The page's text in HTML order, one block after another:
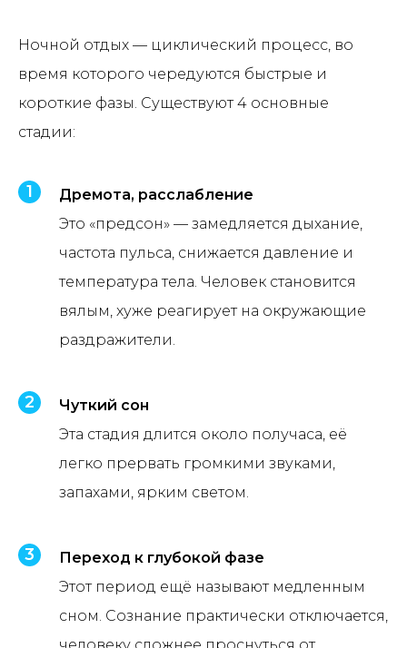
Ночной отдых — циклический процесс, во
время которого чередуются быстрые и
короткие фазы. Существуют 4 основные
стадии:
Дремота, расслабление
Это «предсон» — замедляется дыхание,
частота пульса, снижается давление и
температура тела. Человек становится
вялым, хуже реагирует на окружающие
раздражители.
Чуткий сон
Эта стадия длится около получаса, её
легко прервать громкими звуками,
запахами, ярким светом.
Переход к глубокой фазе
Этот период ещё называют медленным
сном. Сознание практически отключается,
человеку сложнее проснуться от